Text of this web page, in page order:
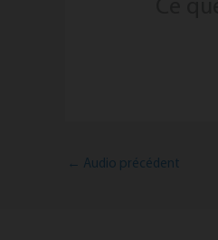
← Audio précédent